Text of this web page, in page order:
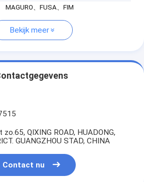
MAGURO、FUSA、FIM
Bekijk meer
QIXING ROAD, HUADONG,
GUANGZHOU STAD, CHINA
Contact nu